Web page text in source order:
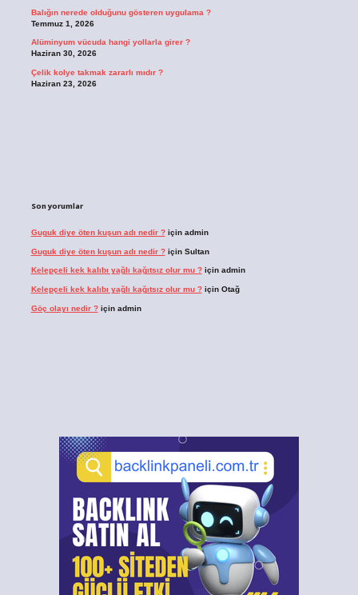
Balığın nerede olduğunu gösteren uygulama ?
Temmuz 1, 2026
Alüminyum vücuda hangi yollarla girer ?
Haziran 30, 2026
Çelik kolye takmak zararlı mıdır ?
Haziran 23, 2026
Son yorumlar
Guguk diye öten kuşun adı nedir ?için admin
Guguk diye öten kuşun adı nedir ?için Sultan
Kelepçeli kek kalıbı yağlı kağıtsız olur mu ?için admin
Kelepçeli kek kalıbı yağlı kağıtsız olur mu ?için Otağ
Göç olayı nedir ?için admin